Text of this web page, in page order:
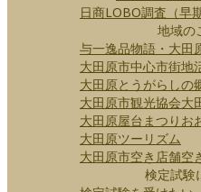
日商LOBO調査（早
地域の
与一逸品物語・大田
大田原市中心市街地
大田原とうがらしの
大田原市観光協会大
大田原屋台まつり お
大田原ツーリズム
大田原市空き店舗空
検定試験